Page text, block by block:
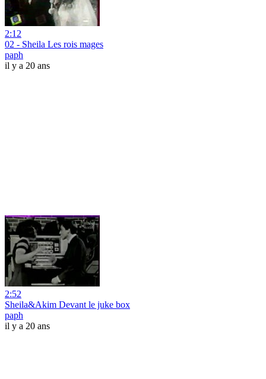
2:12
02 - Sheila Les rois mages
paph
il y a 20 ans
2:52
Sheila&Akim Devant le juke box
paph
il y a 20 ans